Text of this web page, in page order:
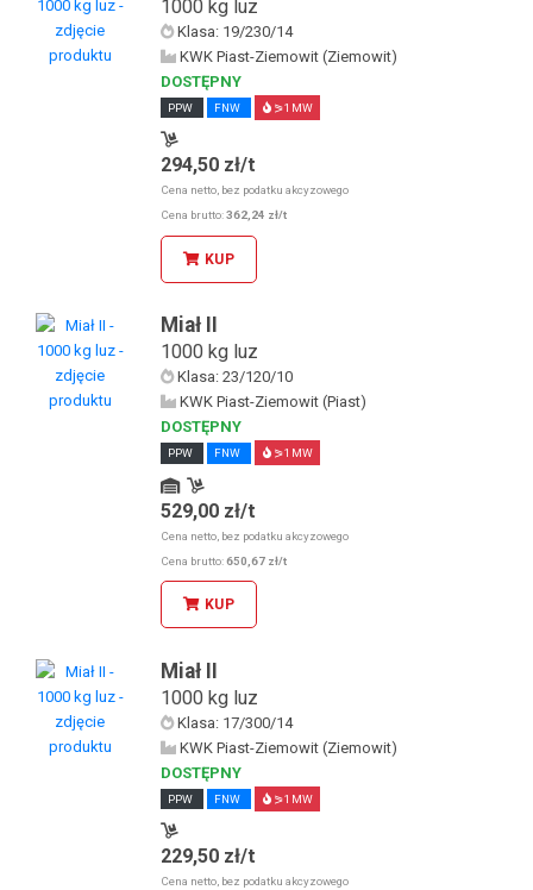
1000 kg luz
Klasa: 19/230/14
KWK Piast-Ziemowit (Ziemowit)
DOSTĘPNY
PPW FNW ⪖1 MW
Odbiór osobisty w sklepie stacjonarnym
294,50 zł/t
Cena netto, bez podatku akcyzowego
Cena brutto:362,24 zł/t
KUP
Miał II
1000 kg luz
Klasa: 23/120/10
KWK Piast-Ziemowit (Piast)
DOSTĘPNY
PPW FNW ⪖1 MW
Odbiór osobisty u KDW
Odbiór osobisty w sklepie stacjonarnym
529,00 zł/t
Cena netto, bez podatku akcyzowego
Cena brutto:650,67 zł/t
KUP
Miał II
1000 kg luz
Klasa: 17/300/14
KWK Piast-Ziemowit (Ziemowit)
DOSTĘPNY
PPW FNW ⪖1 MW
Odbiór osobisty w sklepie stacjonarnym
229,50 zł/t
Cena netto, bez podatku akcyzowego